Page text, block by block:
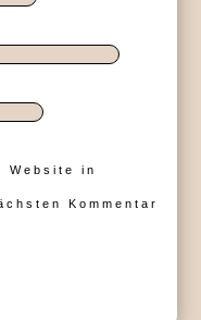
Website in
Kommentar